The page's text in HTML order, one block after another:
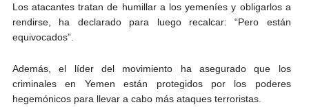
Los atacantes tratan de humillar a los yemeníes y obligarlos a
rendirse, ha declarado para luego recalcar: “Pero están
equivocados”.
Además, el líder del movimiento ha asegurado que los
criminales en Yemen están protegidos por los poderes
hegemónicos para llevar a cabo más ataques terroristas.